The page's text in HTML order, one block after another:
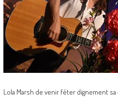
Lola Marsh de venir fêter dignement sa